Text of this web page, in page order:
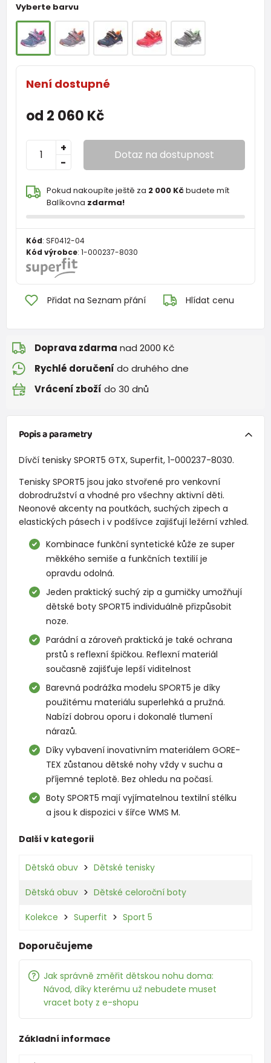
Vyberte barvu
Není dostupné
od 2 060 Kč
-
+ Dotaz na dostupnost
Pokud nakoupíte ještě za 2 000 Kčbudete mít
Balíkovna zdarma!
Kód: SF0412-04
Kód výrobce: 1-000237-8030
Přidat na Seznam přání Hlídat cenu
Doprava zdarma nad 2000 Kč
Rychlé doručení do druhého dne
Vrácení zboží do 30 dnů
Popis a parametry
Dívčí tenisky SPORT5 GTX, Superfit, 1-000237-8030.
Tenisky SPORT5 jsou jako stvořené pro venkovní
dobrodružství a vhodné pro všechny aktivní děti.
Neonové akcenty na poutkách, suchých zipech a
elastických pásech i v podšívce zajišťují ležérní vzhled.
Kombinace funkční syntetické kůže ze super
měkkého semiše a funkčních textilií je
opravdu odolná.
Jeden praktický suchý zip a gumičky umožňují
dětské boty SPORT5 individuálně přizpůsobit
noze.
Parádní a zároveň praktická je také ochrana
prstů s reflexní špičkou. Reflexní materiál
současně zajišťuje lepší viditelnost
Barevná podrážka modelu SPORT5 je díky
použitému materiálu superlehká a pružná.
Nabízí dobrou oporu i dokonalé tlumení
nárazů.
Díky vybavení inovativním materiálem GORE-
TEX zůstanou dětské nohy vždy v suchu a
příjemné teplotě. Bez ohledu na počasí.
Boty SPORT5 mají vyjímatelnou textilní stélku
a jsou k dispozici v šířce WMS M.
Další v kategorii
Dětská obuv Dětské tenisky
Dětská obuv Dětské celoroční boty
Kolekce Superfit Sport 5
Doporučujeme
Jak správně změřit dětskou nohu doma:
Návod, díky kterému už nebudete muset
vracet boty z e-shopu
Základní informace